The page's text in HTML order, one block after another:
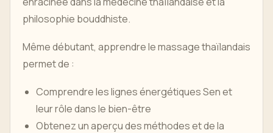
philosophie bouddhiste.
Même débutant, apprendre le massage thaïlandais
permet de :
Comprendre les lignes énergétiques Sen et
leur rôle dans le bien-être
Obtenez un aperçu des méthodes et de la